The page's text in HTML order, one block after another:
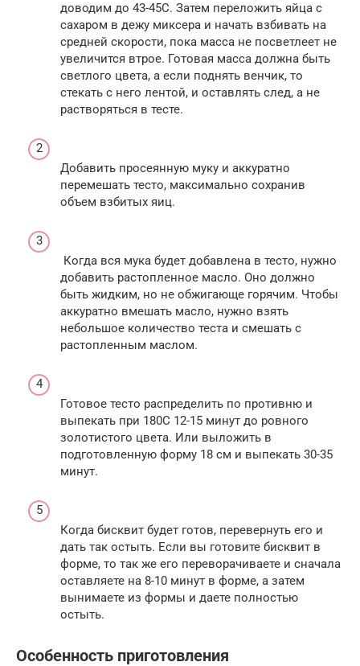
доводим до 43-45С. Затем переложить яйца с
сахаром в дежу миксера и начать взбивать на
средней скорости, пока масса не посветлеет не
увеличится втрое. Готовая масса должна быть
светлого цвета, а если поднять венчик, то
стекать с него лентой, и оставлять след, а не
растворяться в тесте.
Добавить просеянную муку и аккуратно
перемешать тесто, максимально сохранив
объем взбитых яиц.
Когда вся мука будет добавлена в тесто, нужно
добавить растопленное масло. Оно должно
быть жидким, но не обжигающе горячим. Чтобы
аккуратно вмешать масло, нужно взять
небольшое количество теста и смешать с
растопленным маслом.
Готовое тесто распределить по противню и
выпекать при 180С 12-15 минут до ровного
золотистого цвета. Или выложить в
подготовленную форму 18 см и выпекать 30-35
минут.
Когда бисквит будет готов, перевернуть его и
дать так остыть. Если вы готовите бисквит в
форме, то так же его переворачиваете и сначала
оставляете на 8-10 минут в форме, а затем
вынимаете из формы и даете полностью
остыть.
Особенность приготовления